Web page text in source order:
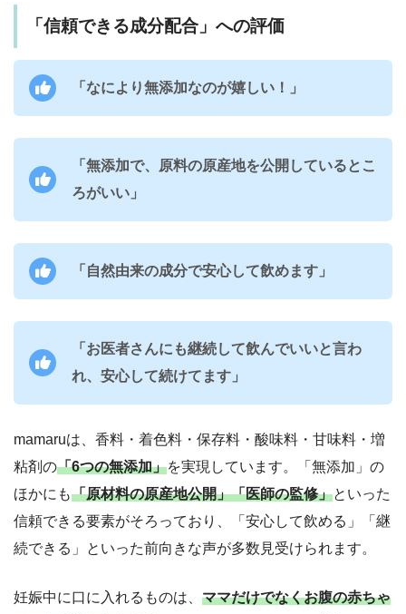
「信頼できる成分配合」への評価
「なにより無添加なのが嬉しい！」
「無添加で、原料の原産地を公開しているとこ
ろがいい」
「自然由来の成分で安心して飲めます」
「お医者さんにも継続して飲んでいいと言わ
れ、安心して続けてます」
mamaruは、香料・着色料・保存料・酸味料・甘味料・増
粘剤の「6つの無添加」を実現しています。「無添加」の
ほかにも「原材料の原産地公開」「医師の監修」といった
信頼できる要素がそろっており、「安心して飲める」「継
続できる」といった前向きな声が多数見受けられます。
妊娠中に口に入れるものは、 ママだけでなくお腹の赤ちゃ